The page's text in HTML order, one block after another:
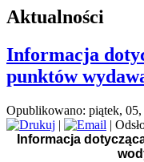
Aktualności
Informacja
punktów
Opublikowano: piątek,
|
|
Informacja